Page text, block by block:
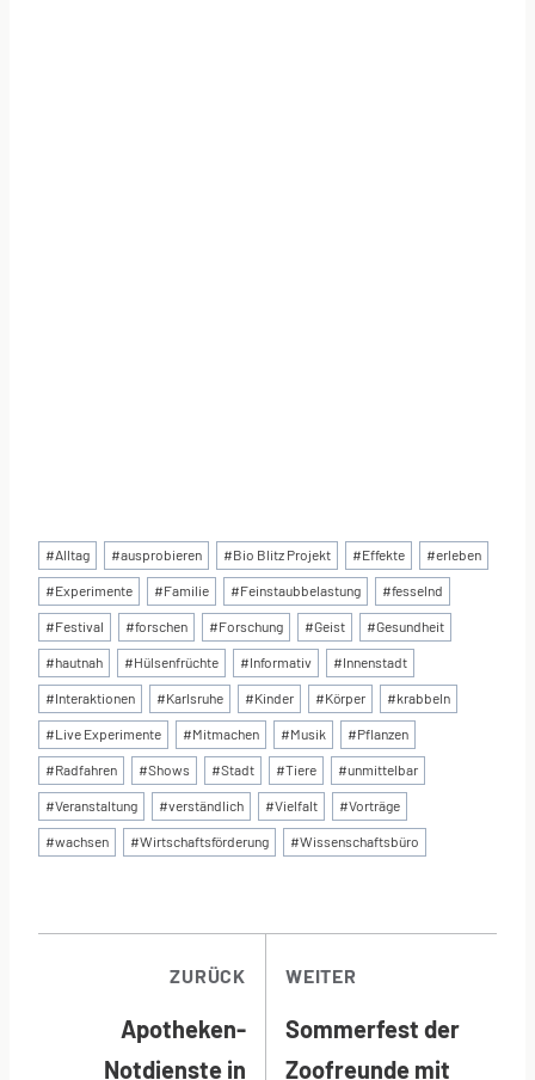
Schlagworte:
#Alltag #ausprobieren #Bio Blitz Projekt #Effekte #erleben
#Experimente #Familie #Feinstaubbelastung #fesselnd
#Festival #forschen #Forschung #Geist #Gesundheit
#hautnah #Hülsenfrüchte #Informativ #Innenstadt
#Interaktionen #Karlsruhe #Kinder #Körper #krabbeln
#Live Experimente #Mitmachen #Musik #Pflanzen
#Radfahren #Shows #Stadt #Tiere #unmittelbar
#Veranstaltung #verständlich #Vielfalt #Vorträge
#wachsen #Wirtschaftsförderung #Wissenschaftsbüro
ZURÜCK
Apotheken-
Notdienste in
WEITER
Sommerfest der
Zoofreunde mit